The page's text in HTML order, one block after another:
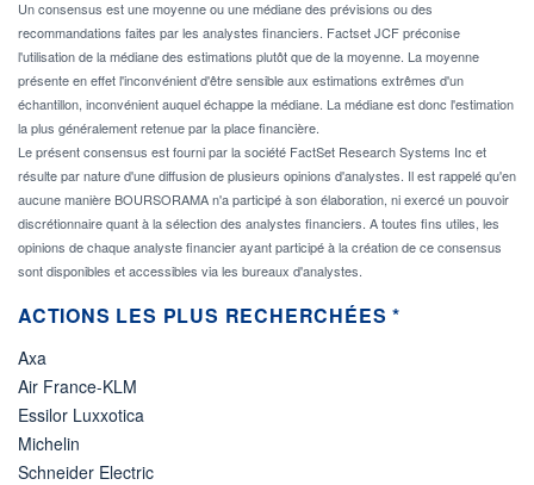
Un consensus est une moyenne ou une médiane des prévisions ou des
recommandations faites par les analystes financiers. Factset JCF préconise
l'utilisation de la médiane des estimations plutôt que de la moyenne. La moyenne
présente en effet l'inconvénient d'être sensible aux estimations extrêmes d'un
échantillon, inconvénient auquel échappe la médiane. La médiane est donc l'estimation
la plus généralement retenue par la place financière.
Le présent consensus est fourni par la société FactSet Research Systems Inc et
résulte par nature d'une diffusion de plusieurs opinions d'analystes. Il est rappelé qu'en
aucune manière BOURSORAMA n'a participé à son élaboration, ni exercé un pouvoir
discrétionnaire quant à la sélection des analystes financiers. A toutes fins utiles, les
opinions de chaque analyste financier ayant participé à la création de ce consensus
sont disponibles et accessibles via les bureaux d'analystes.
ACTIONS LES PLUS RECHERCHÉES *
Axa
Air France-KLM
Essilor Luxxotica
Michelin
Schneider Electric